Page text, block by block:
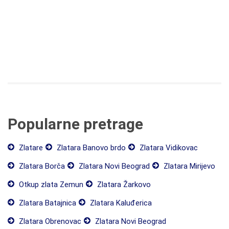
Popularne pretrage
Zlatare Zlatara Banovo brdo
Zlatara Vidikovac
Zlatara Borča
Zlatara Novi Beograd
Zlatara Mirijevo
Otkup zlata Zemun
Zlatara Žarkovo
Zlatara Batajnica
Zlatara Kaluđerica
Zlatara Obrenovac
Zlatara Novi Beograd